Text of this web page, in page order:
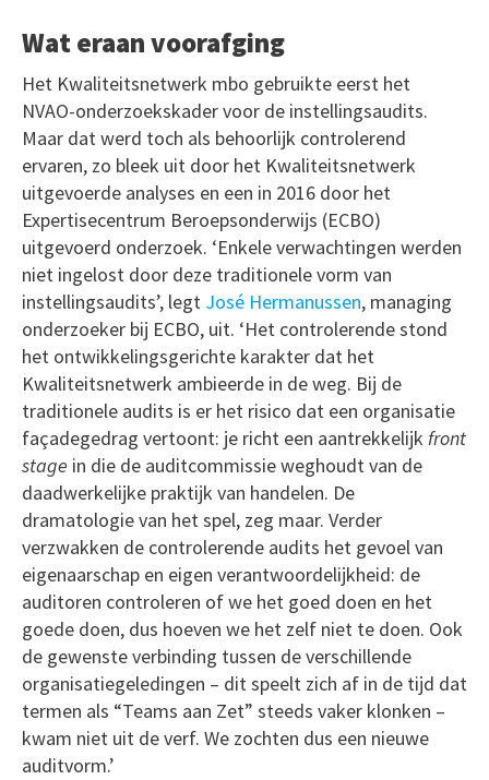
Wat eraan voorafging
Het Kwaliteitsnetwerk mbo gebruikte eerst het
NVAO-onderzoekskader voor de instellingsaudits.
Maar dat werd toch als behoorlijk controlerend
ervaren, zo bleek uit door het Kwaliteitsnetwerk
uitgevoerde analyses en een in 2016 door het
Expertisecentrum Beroepsonderwijs (ECBO)
uitgevoerd onderzoek. ‘Enkele verwachtingen werden
niet ingelost door deze traditionele vorm van
instellingsaudits’, legt José Hermanussen, managing
onderzoeker bij ECBO, uit. ‘Het controlerende stond
het ontwikkelingsgerichte karakter dat het
Kwaliteitsnetwerk ambieerde in de weg. Bij de
traditionele audits is er het risico dat een organisatie
façadegedrag vertoont: je richt een aantrekkelijk front
stage in die de auditcommissie weghoudt van de
daadwerkelijke praktijk van handelen. De
dramatologie van het spel, zeg maar. Verder
verzwakken de controlerende audits het gevoel van
eigenaarschap en eigen verantwoordelijkheid: de
auditoren controleren of we het goed doen en het
goede doen, dus hoeven we het zelf niet te doen. Ook
de gewenste verbinding tussen de verschillende
organisatiegeledingen – dit speelt zich af in de tijd dat
termen als “Teams aan Zet” steeds vaker klonken –
kwam niet uit de verf. We zochten dus een nieuwe
auditvorm.’